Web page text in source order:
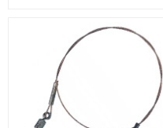
Силиконовые приманки Lucky
John 3D Series Zander Paddle Tail
4,0″ (10см) Z02
Длина приманки: